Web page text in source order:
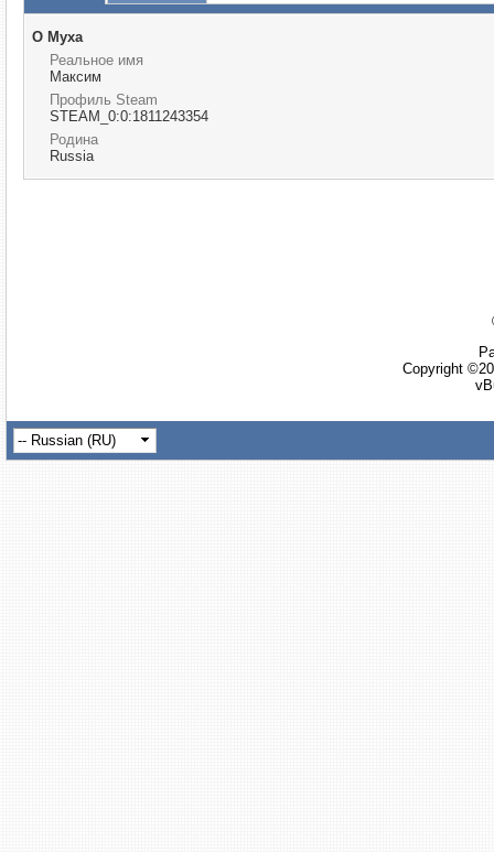
О Myxa
Реальное имя
Максим
Профиль Steam
STEAM_0:0:1811243354
Родина
Russia
Copyright